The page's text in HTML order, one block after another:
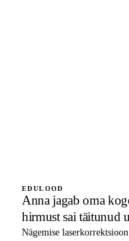
EDULOOD
Anna jagab oma
hirmust sai täitunud
Nägemise